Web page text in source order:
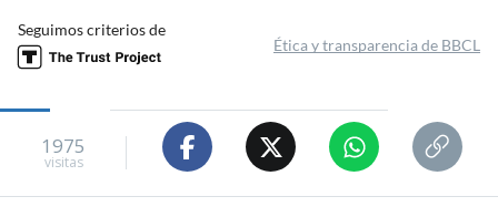
Seguimos criterios de
Ética y transparencia de BBCL
1975
visitas